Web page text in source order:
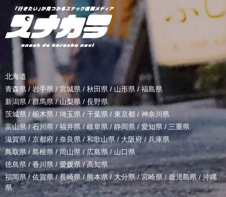
北海道
青森県 / 岩手県/ 宮城県 / 秋田県 / 山形県/ 福島県
新潟県 /群馬県/山梨県 / 長野県
茨城県 / 栃木県 / 埼玉県 / 千葉県 / 東京都 / 神奈川県
富山県 /石川県/福井県/岐阜県 / 静岡県 / 愛知県 / 三重県
滋賀県 / 京都府 / 奈良県 / 和歌山県/ 大阪府 /兵庫県
鳥取県/ 島根県 /岡山県/ 広島県 / 山口県
徳島県 /香川県 / 愛媛県/高知県
福岡県/佐賀県/長崎県 /熊本県/ 大分県/宮崎県 /鹿児島県 / 沖縄
県